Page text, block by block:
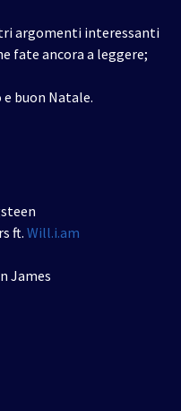
argomenti interessanti
fate ancora a leggere;
buon Natale.
ft. Will.i.am
James